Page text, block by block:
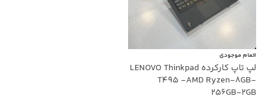
اتمام موجودی
لپ تاپ کارکرده LENOVO Thinkpad
T495 -AMD Ryzen-8GB-
256GB-2GB